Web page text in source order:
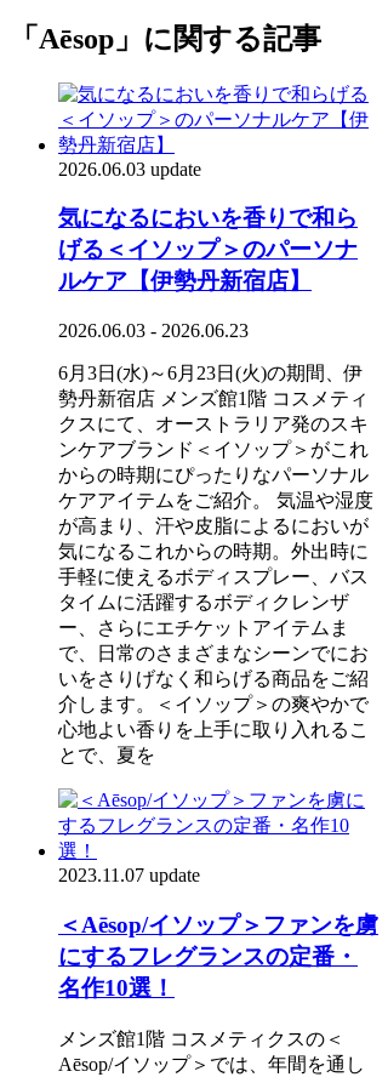
「Aēsop」に関する記事
2026.06.03 update
気になるにおいを香りで和ら
げる＜イソップ＞のパーソナ
ルケア【伊勢丹新宿店】
2026.06.03 - 2026.06.23
6月3日(水)～6月23日(火)の期間、伊
勢丹新宿店 メンズ館1階 コスメティ
クスにて、オーストラリア発のスキ
ンケアブランド＜イソップ＞がこれ
からの時期にぴったりなパーソナル
ケアアイテムをご紹介。 気温や湿度
が高まり、汗や皮脂によるにおいが
気になるこれからの時期。外出時に
手軽に使えるボディスプレー、バス
タイムに活躍するボディクレンザ
ー、さらにエチケットアイテムま
で、日常のさまざまなシーンでにお
いをさりげなく和らげる商品をご紹
介します。＜イソップ＞の爽やかで
心地よい香りを上手に取り入れるこ
とで、夏を
2023.11.07 update
＜Aēsop/イソップ＞ファンを虜
にするフレグランスの定番・
名作10選！
メンズ館1階 コスメティクスの＜
Aēsop/イソップ＞では、年間を通し